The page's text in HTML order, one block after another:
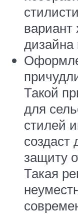
вариант
дизайна
Такой
для
стилей
создаст
защиту
Такая